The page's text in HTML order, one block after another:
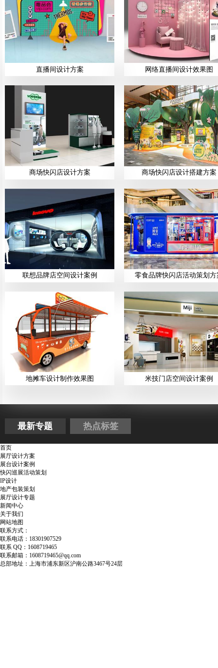
直播间设计方案 网络直播间设计效果图
商场快闪店设计方案 商场快闪店设计搭建方案
联想品牌店空间设计案例 零食品牌快闪店活动策划方
地摊车设计制作效果图 米技门店空间设计案例
最新专题 热点标签
首页
展厅设计方案
展台设计案例
快闪巡展活动策划
IP设计
地产包装策划
展厅设计专题
新闻中心
关于我们
网站地图
联系方式：
联系电话：18301907529
联系 QQ：1608719465
联系邮箱：1608719465@qq.com
总部地址：上海市浦东新区沪南公路3467号24层